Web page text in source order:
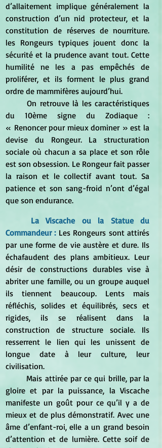
d’allaitement implique généralement la
construction d’un nid protecteur, et la
constitution de réserves de nourriture.
les Rongeurs typiques jouent donc la
sécurité et la prudence avant tout. Cette
humilité ne les a pas empêchés de
proliférer, et ils forment le plus grand
ordre de mammifères aujourd’hui.
	On retrouve là les caractéristiques
du 10ème signe du Zodiaque :
« Renoncer pour mieux dominer » est la
devise du Rongeur. La structuration
sociale où chacun a sa place et son rôle
est son obsession. Le Rongeur fait passer
la raison et le collectif avant tout. Sa
patience et son sang-froid n’ont d’égal
que son endurance.
La Viscache ou la Statue du
Commandeur : Les Rongeurs sont attirés
par une forme de vie austère et dure. Ils
échafaudent des plans ambitieux. Leur
désir de constructions durables vise à
abriter une famille, ou un groupe auquel
ils tiennent beaucoup. Lents mais
réfléchis, solides et équilibrés, secs et
rigides, ils se réalisent dans la
construction de structure sociale. Ils
resserrent le lien qui les unissent de
longue date à leur culture, leur
civilisation.
gloire et par la puissance, la Viscache
manifeste un goût pour ce qu’il y a de
mieux et de plus démonstratif. Avec une
âme d’enfant-roi, elle a un grand besoin
d’attention et de lumière. Cette soif de